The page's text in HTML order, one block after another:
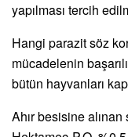
yapılması tercih
Hangi parazit söz
mücadelenin
bütün hayvanları
Ahır besisine